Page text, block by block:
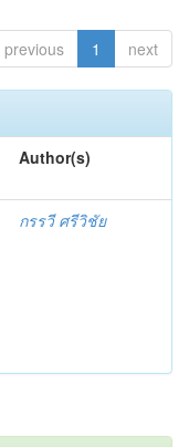
previous 1 next
Author(s)
กรรวี ศรีวิชัย